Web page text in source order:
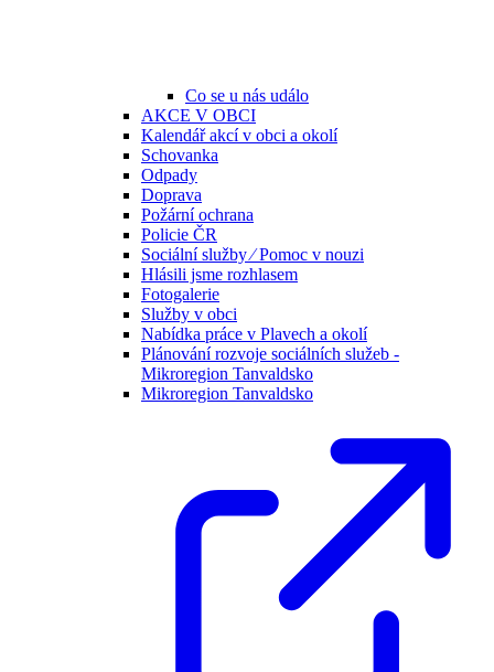
Co se u nás událo
AKCE V OBCI
Kalendář akcí v obci a okolí
Schovanka
Odpady
Doprava
Požární ochrana
Policie ČR
Sociální služby ⁄ Pomoc v nouzi
Hlásili jsme rozhlasem
Fotogalerie
Služby v obci
Nabídka práce v Plavech a okolí
Plánování rozvoje sociálních služeb -
Mikroregion Tanvaldsko
Mikroregion Tanvaldsko